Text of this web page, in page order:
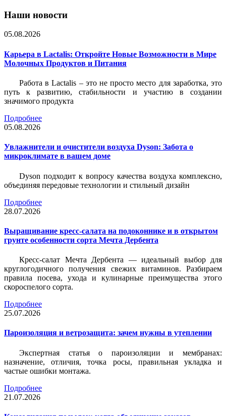
Наши новости
05.08.2026
Карьера в Lactalis: Откройте Новые Возможности в Мире
Молочных Продуктов и Питания
Работа в Lactalis – это не просто место для заработка, это
путь к развитию, стабильности и участию в создании
значимого продукта
Подробнее
05.08.2026
Увлажнители и очистители воздуха Dyson: Забота о
микроклимате в вашем доме
Dyson подходит к вопросу качества воздуха комплексно,
объединяя передовые технологии и стильный дизайн
Подробнее
28.07.2026
Выращивание кресс-салата на подоконнике и в открытом
грунте особенности сорта Мечта Дербента
Кресс-салат Мечта Дербента — идеальный выбор для
круглогодичного получения свежих витаминов. Разбираем
правила посева, ухода и кулинарные преимущества этого
скороспелого сорта.
Подробнее
25.07.2026
Пароизоляция и ветрозащита: зачем нужны в утеплении
Экспертная статья о пароизоляции и мембранах:
назначение, отличия, точка росы, правильная укладка и
частые ошибки монтажа.
Подробнее
21.07.2026